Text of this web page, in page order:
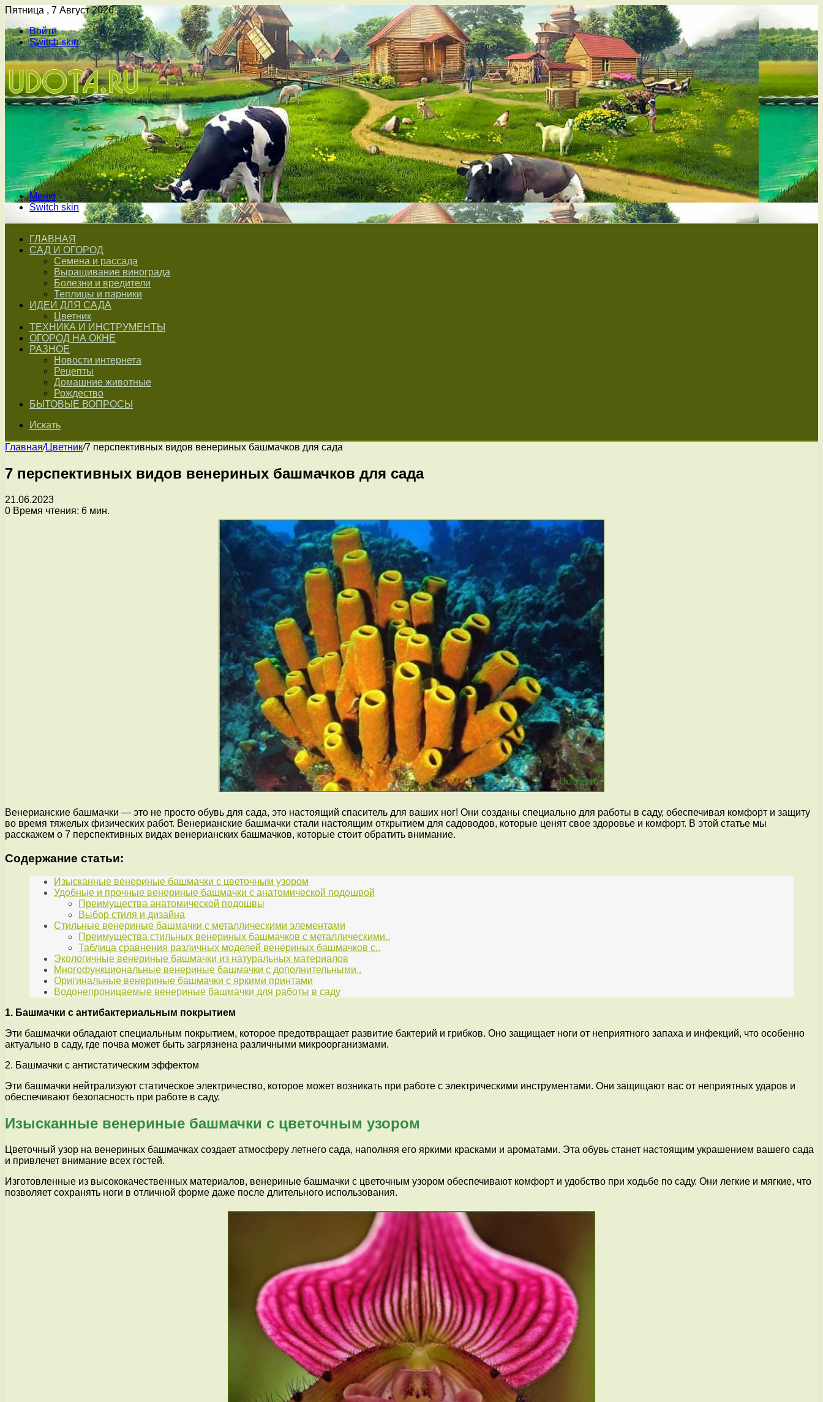
Пятница , 7 Август 2026
Войти
Switch skin
Меню
Switch skin
ГЛАВНАЯ
САД И ОГОРОД
Семена и рассада
Выращивание винограда
Болезни и вредители
Теплицы и парники
ИДЕИ ДЛЯ САДА
Цветник
ТЕХНИКА И ИНСТРУМЕНТЫ
ОГОРОД НА ОКНЕ
РАЗНОЕ
Новости интернета
Рецепты
Домашние животные
Рождество
БЫТОВЫЕ ВОПРОСЫ
Искать
Главная/Цветник/7 перспективных видов венериных башмачков для сада
7 перспективных видов венериных башмачков для сада
21.06.2023
0 Время чтения: 6 мин.
Венерианские башмачки — это не просто обувь для сада, это настоящий спаситель для ваших ног! Они созданы специально для работы в саду, обеспечивая комфорт и защиту
во время тяжелых физических работ. Венерианские башмачки стали настоящим открытием для садоводов, которые ценят свое здоровье и комфорт. В этой статье мы
расскажем о 7 перспективных видах венерианских башмачков, которые стоит обратить внимание.
Содержание статьи:
Изысканные венериные башмачки с цветочным узором
Удобные и прочные венериные башмачки с анатомической подошвой
Преимущества анатомической подошвы
Выбор стиля и дизайна
Стильные венериные башмачки с металлическими элементами
Преимущества стильных венериных башмачков с металлическими..
Таблица сравнения различных моделей венериных башмачков с..
Экологичные венериные башмачки из натуральных материалов
Многофункциональные венериные башмачки с дополнительными..
Оригинальные венериные башмачки с яркими принтами
Водонепроницаемые венериные башмачки для работы в саду
1. Башмачки с антибактериальным покрытием
Эти башмачки обладают специальным покрытием, которое предотвращает развитие бактерий и грибков. Оно защищает ноги от неприятного запаха и инфекций, что особенно
актуально в саду, где почва может быть загрязнена различными микроорганизмами.
2. Башмачки с антистатическим эффектом
Эти башмачки нейтрализуют статическое электричество, которое может возникать при работе с электрическими инструментами. Они защищают вас от неприятных ударов и
обеспечивают безопасность при работе в саду.
Изысканные венериные башмачки с цветочным узором
Цветочный узор на венериных башмачках создает атмосферу летнего сада, наполняя его яркими красками и ароматами. Эта обувь станет настоящим украшением вашего сада
и привлечет внимание всех гостей.
Изготовленные из высококачественных материалов, венериные башмачки с цветочным узором обеспечивают комфорт и удобство при ходьбе по саду. Они легкие и мягкие, что
позволяет сохранять ноги в отличной форме даже после длительного использования.